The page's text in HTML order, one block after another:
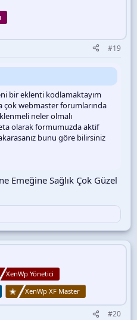
#19
bir eklenti kodlamaktayım
webmaster forumlarında
neler olmalı
olarak formumuzda aktif
bunu göre bilirsiniz
Emeğine Sağlık Çok Güzel
XenWp Yönetici
XenWp XF Master
#20